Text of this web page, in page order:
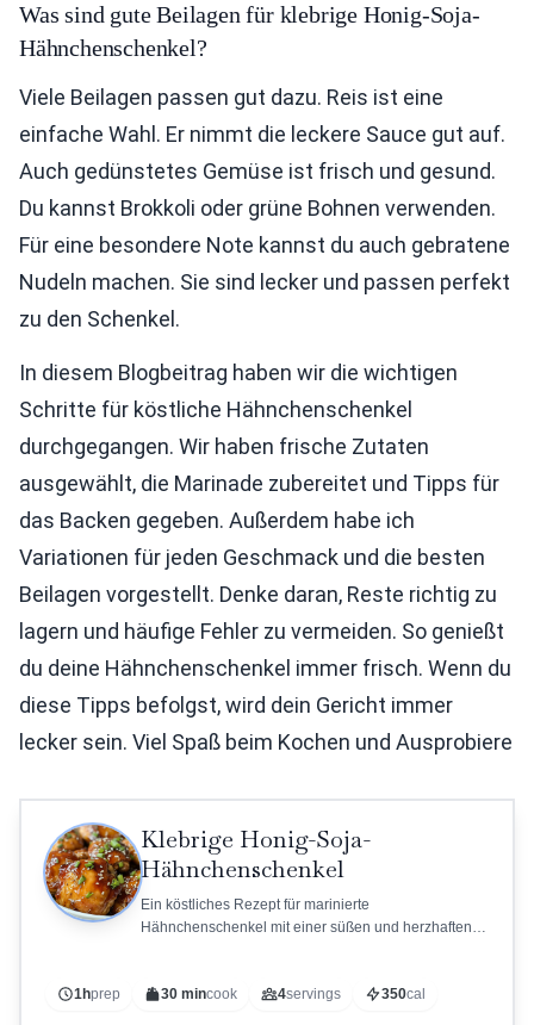
Was sind gute Beilagen für klebrige Honig-Soja-
Hähnchenschenkel?
Viele Beilagen passen gut dazu. Reis ist eine
einfache Wahl. Er nimmt die leckere Sauce gut auf.
Auch gedünstetes Gemüse ist frisch und gesund.
Du kannst Brokkoli oder grüne Bohnen verwenden.
Für eine besondere Note kannst du auch gebratene
Nudeln machen. Sie sind lecker und passen perfekt
zu den Schenkel.
In diesem Blogbeitrag haben wir die wichtigen
Schritte für köstliche Hähnchenschenkel
durchgegangen. Wir haben frische Zutaten
ausgewählt, die Marinade zubereitet und Tipps für
das Backen gegeben. Außerdem habe ich
Variationen für jeden Geschmack und die besten
Beilagen vorgestellt. Denke daran, Reste richtig zu
lagern und häufige Fehler zu vermeiden. So genießt
du deine Hähnchenschenkel immer frisch. Wenn du
diese Tipps befolgst, wird dein Gericht immer
lecker sein. Viel Spaß beim Kochen und Ausprobiere
Klebrige Honig-Soja-
Hähnchenschenkel
Ein köstliches Rezept für marinierte
Hähnchenschenkel mit einer süßen und herzhaften
1hprep 30 mincook 4servings 350cal